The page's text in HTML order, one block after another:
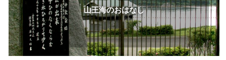
山王海のおはなし